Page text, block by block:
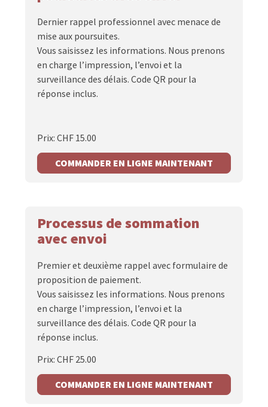
Dernier rappel professionnel avec menace de
mise aux poursuites.
Vous saisissez les informations. Nous prenons
en charge l’impression, l’envoi et la
surveillance des délais. Code QR pour la
réponse inclus.
Prix: CHF 15.00
COMMANDER EN LIGNE MAINTENANT
Processus de sommation
avec envoi
Premier et deuxième rappel avec formulaire de
proposition de paiement.
Vous saisissez les informations. Nous prenons
en charge l’impression, l’envoi et la
surveillance des délais. Code QR pour la
réponse inclus.
Prix: CHF 25.00
COMMANDER EN LIGNE MAINTENANT